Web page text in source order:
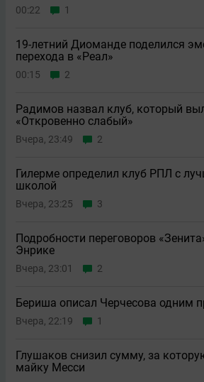
00:22 1
19-летний Диоманде поделился
перехода в «Реал»
00:15 2
Радимов назвал клуб, который
«Откровенно слабый»
Вчера, 23:49 2
Гилерме определил клуб РПЛ с
школой
Вчера, 23:25 3
Подробности переговоров
Энрике
Вчера, 23:01 2
Бериша описал Черчесова одним
Вчера, 22:19 1
Глушаков снизил сумму, за
майку Месси